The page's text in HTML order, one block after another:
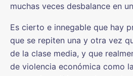
muchas veces desbalance en
Es cierto e innegable que hay
que se repiten una y otra vez
de la clase media, y que
de violencia económica como